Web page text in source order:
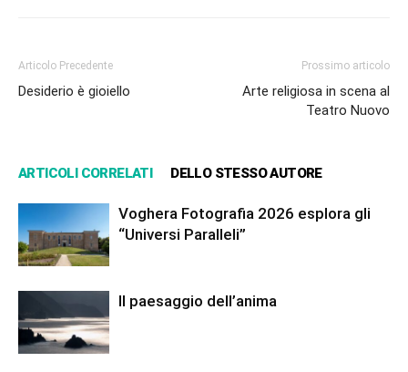
Articolo Precedente
Desiderio è gioiello
Prossimo articolo
Arte religiosa in scena al
Teatro Nuovo
ARTICOLI CORRELATI DELLO STESSO AUTORE
Voghera Fotografia 2026 esplora gli
“Universi Paralleli”
Il paesaggio dell’anima